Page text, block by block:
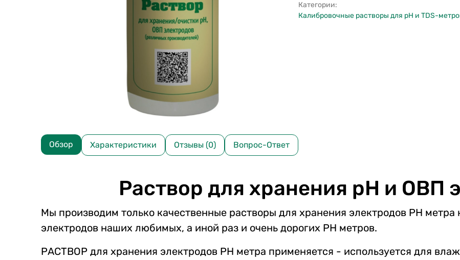
Категории:
Калибровочные растворы для pH и TDS-
Обзор Характеристики Отзывы (0) Вопрос-Ответ
Pаствор для хранения рН и ОВП
Мы производим только качественные растворы для хранения электродов PH
электродов наших любимых, а иной раз и очень дорогих PH метров.
РАСТВОР для хранения электродов PH метра применяется - используется для